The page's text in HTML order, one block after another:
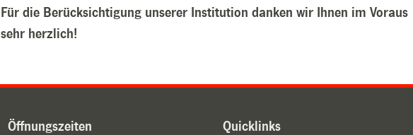
Für die Berücksichtigung unserer Institution danken wir Ihnen im Voraus
sehr herzlich!
Öffnungszeiten Quicklinks